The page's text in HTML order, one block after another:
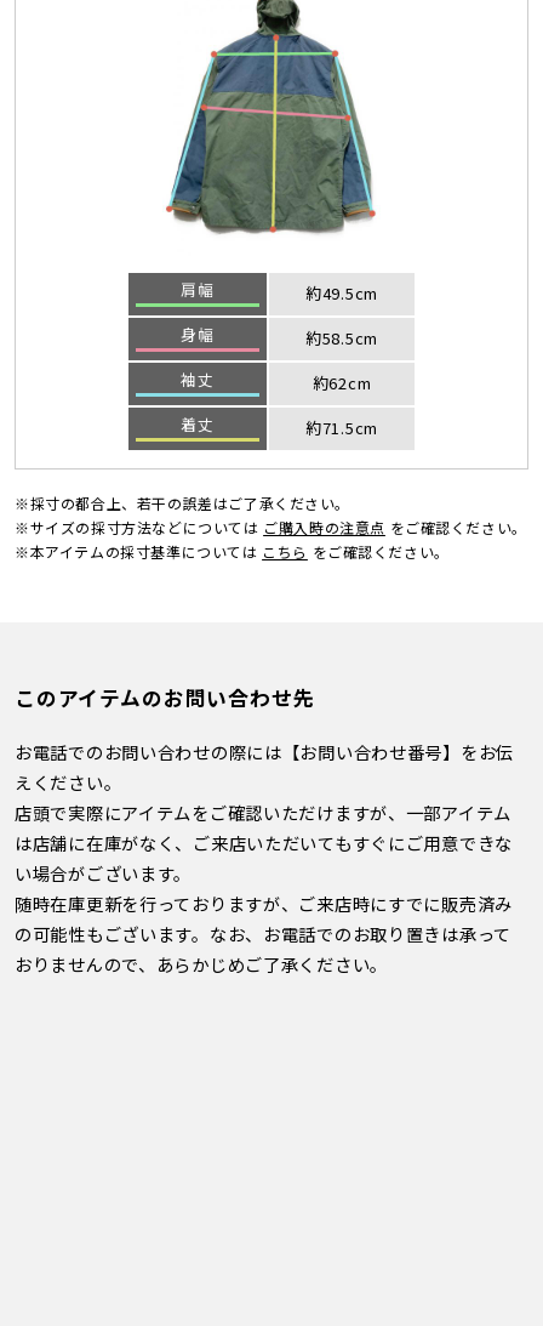
肩幅
約49.5cm
身幅
約58.5cm
袖丈
約62cm
着丈
約71.5cm
※採寸の都合上、若干の誤差はご了承ください。
※サイズの採寸方法などについては ご購入時の注意点 をご確認ください。
※本アイテムの採寸基準については こちら をご確認ください。
このアイテムのお問い合わせ先
お電話でのお問い合わせの際には【お問い合わせ番号】をお伝
えください。
店頭で実際にアイテムをご確認いただけますが、一部アイテム
は店舗に在庫がなく、ご来店いただいてもすぐにご用意できな
い場合がございます。
随時在庫更新を行っておりますが、ご来店時にすでに販売済み
の可能性もございます。なお、お電話でのお取り置きは承って
おりませんので、あらかじめご了承ください。